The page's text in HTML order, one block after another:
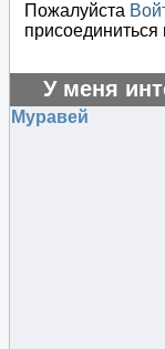
Пожалуйста
присоединиться
У меня
Муравей